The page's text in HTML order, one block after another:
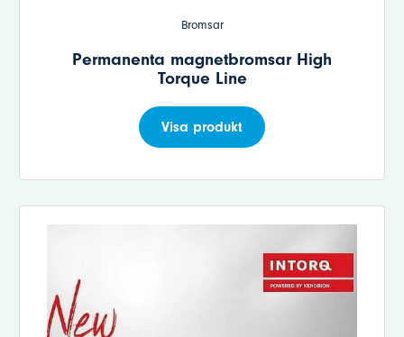
Bromsar
Permanenta magnetbromsar High
Torque Line
Visa produkt